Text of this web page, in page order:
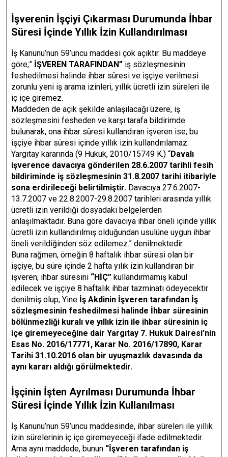
İşverenin İşçiyi Çıkarması Durumunda İhbar
Süresi İçinde Yıllık İzin Kullandırılması
İş Kanunu’nun 59’uncu maddesi çok açıktır. Bu maddeye
göre;” İŞVEREN TARAFINDAN” iş sözleşmesinin
feshedilmesi halinde ihbar süresi ve işçiye verilmesi
zorunlu yeni iş arama izinleri, yıllık ücretli izin süreleri ile
iç içe giremez.
Maddeden de açık şekilde anlaşılacağı üzere, iş
sözleşmesini fesheden ve karşı tarafa bildirimde
bulunarak, ona ihbar süresi kullandıran işveren ise; bu
işçiye ihbar süresi içinde yıllık izin kullandırılamaz.
Yargıtay kararında (9 Hukuk, 2010/15749 K.) “Davalı
işverence davacıya gönderilen 28.6.2007 tarihli fesih
bildiriminde iş sözleşmesinin 31.8.2007 tarihi itibariyle
sona erdirileceği belirtilmiştir. Davacıya 27.6.2007-
13.7.2007 ve 22.8.2007-29.8.2007 tarihleri arasında yıllık
ücretli izin verildiği dosyadaki belgelerden
anlaşılmaktadır. Buna göre davacıya ihbar öneli içinde yıllık
ücretli izin kullandırılmış olduğundan usulüne uygun ihbar
öneli verildiğinden söz edilemez.” denilmektedir.
Buna rağmen, örneğin 8 haftalık ihbar süresi olan bir
işçiye, bu süre içinde 2 hafta yılık izin kullandıran bir
işveren, ihbar süresini “HİÇ” kullandırmamış kabul
edilecek ve işçiye 8 haftalık ihbar tazminatı ödeyecektir
denilmiş olup, Yine İş Akdinin İşveren tarafından İş
sözleşmesinin feshedilmesi halinde İhbar süresinin
bölünmezliği kuralı ve yıllık izin ile ihbar süresinin iç
içe giremeyeceğine dair Yargıtay 7. Hukuk Dairesi’nin
Esas No. 2016/17771, Karar No. 2016/17890, Karar
Tarihi 31.10.2016 olan bir uyuşmazlık davasında da
aynı kararı aldığı görülmektedir.
İşçinin İşten Ayrılması Durumunda İhbar
Süresi İçinde Yıllık İzin Kullanılması
İş Kanunu’nun 59’uncu maddesinde, ihbar süreleri ile yıllık
izin sürelerinin iç içe giremeyeceği ifade edilmektedir.
Ama aynı maddede, bunun “İşveren tarafından iş